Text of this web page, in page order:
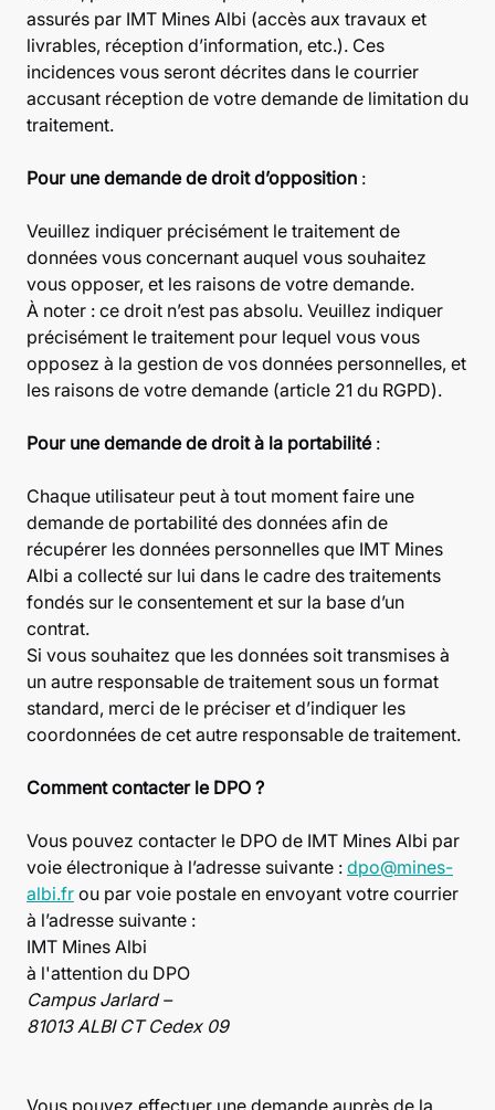
assurés par IMT Mines Albi (accès aux travaux et
livrables, réception d’information, etc.). Ces
incidences vous seront décrites dans le courrier
accusant réception de votre demande de limitation du
traitement.
Pour une demande de droit d’opposition :
Veuillez indiquer précisément le traitement de
données vous concernant auquel vous souhaitez
vous opposer, et les raisons de votre demande.
À noter : ce droit n’est pas absolu. Veuillez indiquer
précisément le traitement pour lequel vous vous
opposez à la gestion de vos données personnelles, et
les raisons de votre demande (article 21 du RGPD).
Pour une demande de droit à la portabilité:
Chaque utilisateur peut à tout moment faire une
demande de portabilité des données afin de
récupérer les données personnelles que IMT Mines
Albi a collecté sur lui dans le cadre des traitements
fondés sur le consentement et sur la base d’un
contrat.
Si vous souhaitez que les données soit transmises à
un autre responsable de traitement sous un format
standard, merci de le préciser et d’indiquer les
coordonnées de cet autre responsable de traitement.
Comment contacter le DPO ?
Vous pouvez contacter le DPO de IMT Mines Albi par
voie électronique à l’adresse suivante : dpo@mines-
albi.fr ou par voie postale en envoyant votre courrier
à l’adresse suivante :
IMT Mines Albi
à l'attention du DPO
Campus Jarlard –
81013 ALBI CT Cedex 09
Vous pouvez effectuer une demande auprès de la